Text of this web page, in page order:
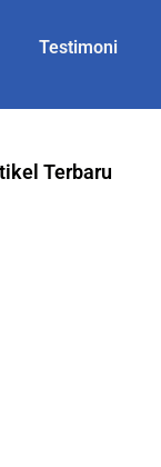
Testimoni
Terbaru